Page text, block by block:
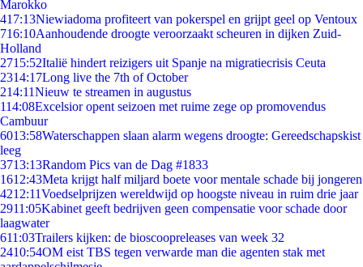
Marokko
417:13Niewiadoma profiteert van pokerspel en grijpt geel op Ventoux
716:10Aanhoudende droogte veroorzaakt scheuren in dijken Zuid-
Holland
2715:52Italië hindert reizigers uit Spanje na migratiecrisis Ceuta
2314:17Long live the 7th of October
214:11Nieuw te streamen in augustus
114:08Excelsior opent seizoen met ruime zege op promovendus
Cambuur
6013:58Waterschappen slaan alarm wegens droogte: Gereedschapskist
leeg
3713:13Random Pics van de Dag #1833
1612:43Meta krijgt half miljard boete voor mentale schade bij jongeren
4212:11Voedselprijzen wereldwijd op hoogste niveau in ruim drie jaar
2911:05Kabinet geeft bedrijven geen compensatie voor schade door
laagwater
611:03Trailers kijken: de bioscoopreleases van week 32
2410:54OM eist TBS tegen verwarde man die agenten stak met